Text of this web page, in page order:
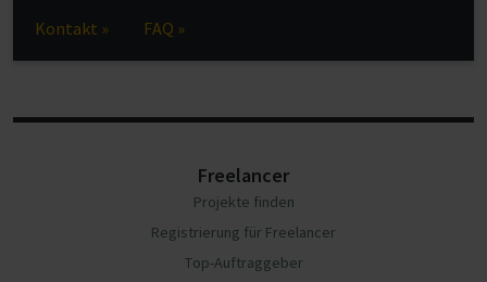
Kontakt » FAQ »
Freelancer
Projekte finden
Registrierung für Freelancer
Top-Auftraggeber